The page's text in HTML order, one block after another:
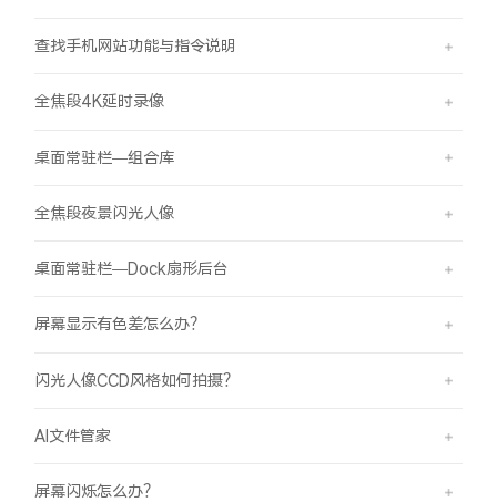
查找手机网站功能与指令说明
全焦段4K延时录像
桌面常驻栏—组合库
全焦段夜景闪光人像
桌面常驻栏—Dock扇形后台
屏幕显示有色差怎么办？
闪光人像CCD风格如何拍摄？
AI文件管家
屏幕闪烁怎么办？